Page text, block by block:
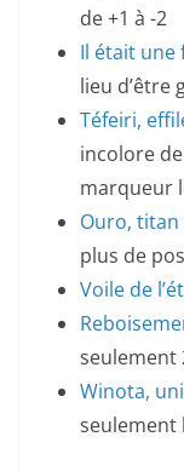
de +1 à -2
Il était une
lieu d’être
Téfeiri,
incolore
marqueur
Ouro, titan
plus de
Voile de
seulement
Winota,
seulement